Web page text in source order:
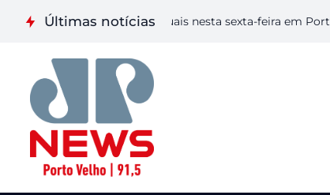
Últimas notícias
etapa de Artes Visuais nesta sexta-feira em Porto Velho